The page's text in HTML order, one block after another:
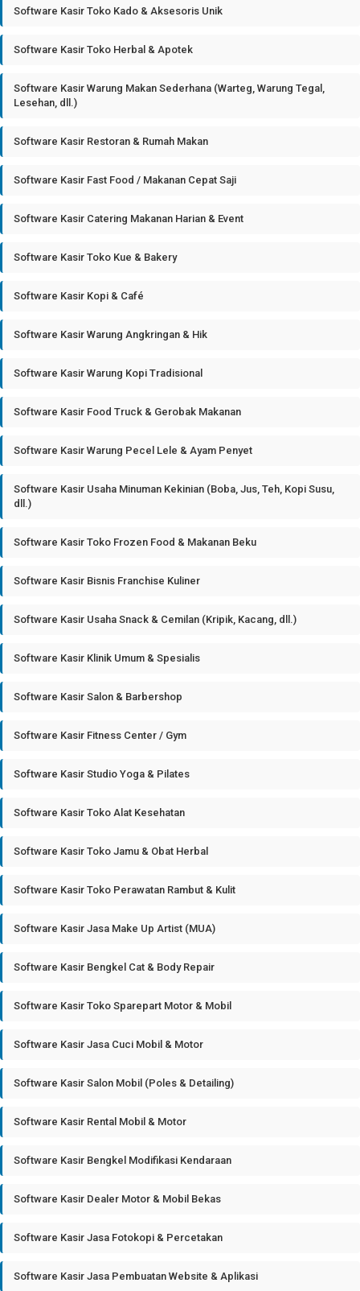
Software Kasir Toko Kado & Aksesoris Unik
Software Kasir Toko Herbal & Apotek
Software Kasir Warung Makan Sederhana (Warteg, Warung Tegal,
Lesehan, dll.)
Software Kasir Restoran & Rumah Makan
Software Kasir Fast Food / Makanan Cepat Saji
Software Kasir Catering Makanan Harian & Event
Software Kasir Toko Kue & Bakery
Software Kasir Kopi & Café
Software Kasir Warung Angkringan & Hik
Software Kasir Warung Kopi Tradisional
Software Kasir Food Truck & Gerobak Makanan
Software Kasir Warung Pecel Lele & Ayam Penyet
Software Kasir Usaha Minuman Kekinian (Boba, Jus, Teh, Kopi Susu,
dll.)
Software Kasir Toko Frozen Food & Makanan Beku
Software Kasir Bisnis Franchise Kuliner
Software Kasir Usaha Snack & Cemilan (Kripik, Kacang, dll.)
Software Kasir Klinik Umum & Spesialis
Software Kasir Salon & Barbershop
Software Kasir Fitness Center / Gym
Software Kasir Studio Yoga & Pilates
Software Kasir Toko Alat Kesehatan
Software Kasir Toko Jamu & Obat Herbal
Software Kasir Toko Perawatan Rambut & Kulit
Software Kasir Jasa Make Up Artist (MUA)
Software Kasir Bengkel Cat & Body Repair
Software Kasir Toko Sparepart Motor & Mobil
Software Kasir Jasa Cuci Mobil & Motor
Software Kasir Salon Mobil (Poles & Detailing)
Software Kasir Rental Mobil & Motor
Software Kasir Bengkel Modifikasi Kendaraan
Software Kasir Dealer Motor & Mobil Bekas
Software Kasir Jasa Fotokopi & Percetakan
Software Kasir Jasa Pembuatan Website & Aplikasi